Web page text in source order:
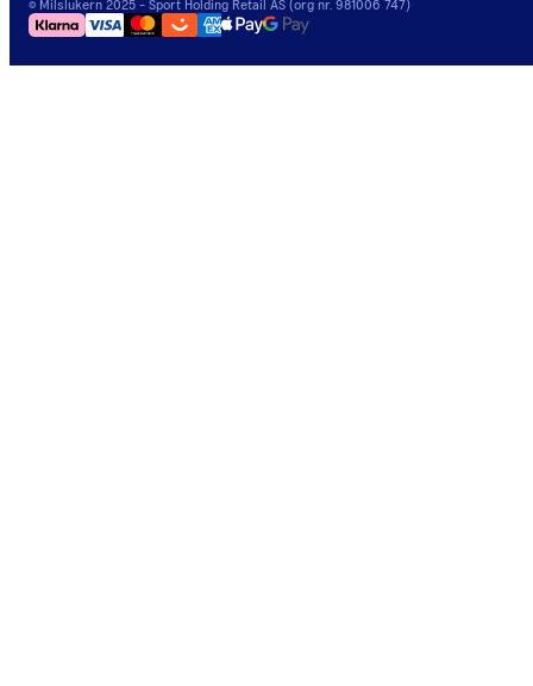
© Milslukern 2025 - Sport Holding Retail AS (org nr. 981006 747)